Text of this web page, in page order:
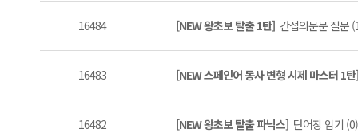
16484 [NEW 왕초보 탈출 1탄] 간접의문문 질문
16483 [NEW 스페인어 동사 변형 시제 마스터 1
16482 [NEW 왕초보 탈출 파닉스] 단어장 암기 (0)